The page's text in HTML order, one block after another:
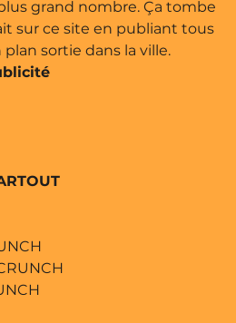
grand nombre. Ça tombe
sur ce site en publiant tous
plan sortie dans la ville.